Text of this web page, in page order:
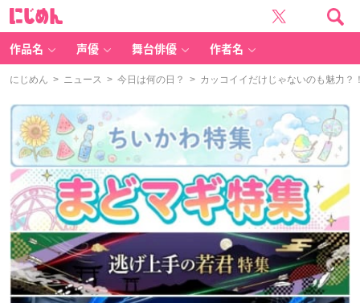
作品名 声優 舞台俳優 作者名
にじめん > ニュース > 今日は何の日？ > カッコイイだけじゃないのも魅力？